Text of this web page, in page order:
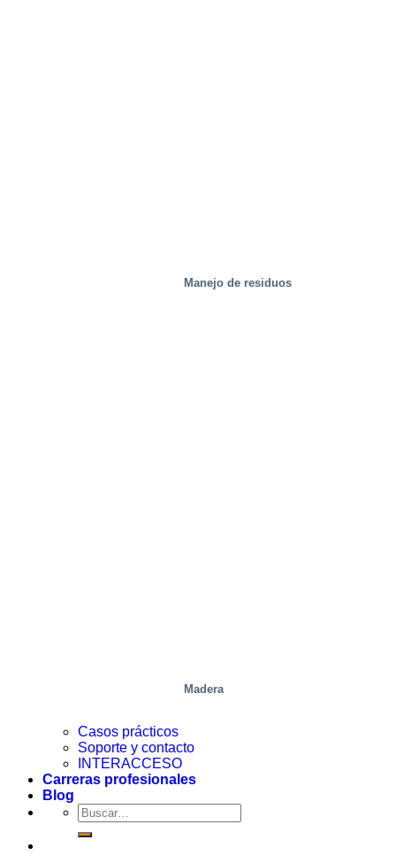
Manejo de residuos
Madera
Casos prácticos
Soporte y contacto
INTERACCESO
Carreras profesionales
Blog